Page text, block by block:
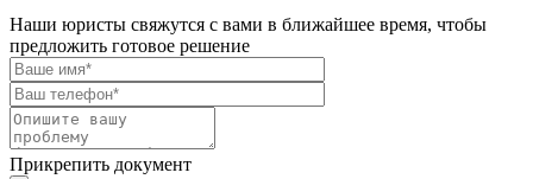
Наши юристы свяжутся с вами в ближайшее время, чтобы
предложить готовое решение
Прикрепить документ